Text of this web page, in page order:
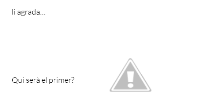
li agrada…
Qui serà el primer?